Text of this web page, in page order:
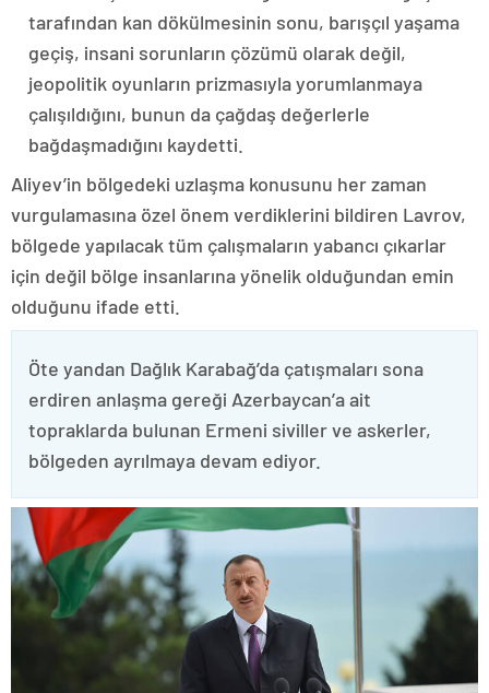
tarafından kan dökülmesinin sonu, barışçıl yaşama
geçiş, insani sorunların çözümü olarak değil,
jeopolitik oyunların prizmasıyla yorumlanmaya
çalışıldığını, bunun da çağdaş değerlerle
bağdaşmadığını kaydetti.
Aliyev’in bölgedeki uzlaşma konusunu her zaman
vurgulamasına özel önem verdiklerini bildiren Lavrov,
bölgede yapılacak tüm çalışmaların yabancı çıkarlar
için değil bölge insanlarına yönelik olduğundan emin
olduğunu ifade etti.
Öte yandan Dağlık Karabağ’da çatışmaları sona
erdiren anlaşma gereği Azerbaycan’a ait
topraklarda bulunan Ermeni siviller ve askerler,
bölgeden ayrılmaya devam ediyor.